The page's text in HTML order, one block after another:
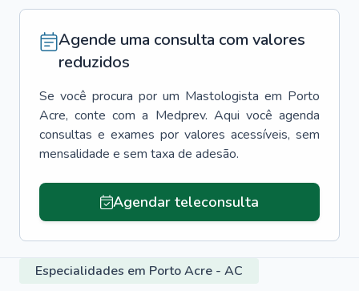
Agende uma consulta com valores
reduzidos
Se você procura por um Mastologista em Porto
Acre, conte com a Medprev. Aqui você agenda
consultas e exames por valores acessíveis, sem
mensalidade e sem taxa de adesão.
Agendar teleconsulta
Especialidades em Porto Acre - AC